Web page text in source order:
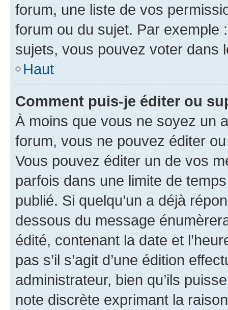
forum, une liste de vos
forum ou du sujet. Par exemple
sujets, vous pouvez voter dans
Haut
Comment puis-je éditer ou
À moins que vous ne soyez un
forum, vous ne pouvez éditer
Vous pouvez éditer un de vos
parfois dans une limite de
publié. Si quelqu’un a déjà
dessous du message
édité, contenant la date et
pas s’il s’agit d’une édition
administrateur, bien qu’ils
note discrète exprimant la